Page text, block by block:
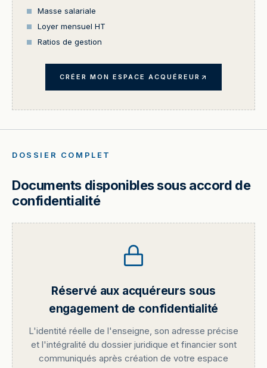
Masse salariale
Loyer mensuel HT
Ratios de gestion
CRÉER MON ESPACE ACQUÉREUR
DOSSIER COMPLET
Documents disponibles sous accord de
confidentialité
Réservé aux acquéreurs sous
engagement de confidentialité
L'identité réelle de l'enseigne, son adresse précise
et l'intégralité du dossier juridique et financier sont
communiqués après création de votre espace